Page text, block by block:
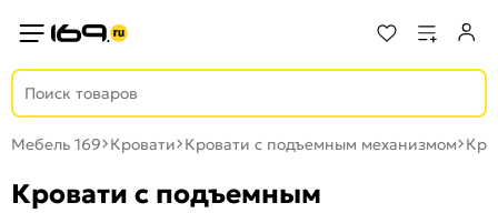
Мебель 169 Кровати Кровати с подъемным механизмом
Кровати с подъемным